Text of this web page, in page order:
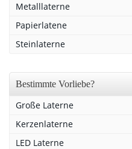
Metalllaterne
Papierlatene
Steinlaterne
Bestimmte Vorliebe?
Große Laterne
Kerzenlaterne
LED Laterne